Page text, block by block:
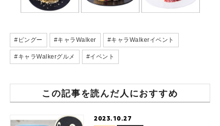
#ピングー #キャラWalker #キャラWalkerイベント
#キャラWalkerグルメ #イベント
この記事を読んだ人におすすめ
2023.10.27